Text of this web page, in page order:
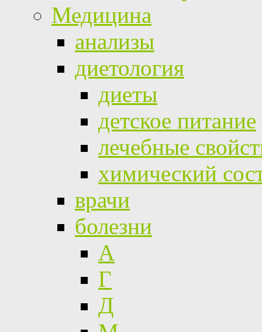
Медицина
анализы
диетология
диеты
детское питание
лечебные
химический
врачи
болезни
А
Г
Д